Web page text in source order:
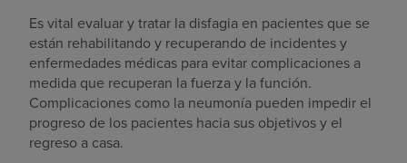
Es vital evaluar y tratar la disfagia en pacientes que se
están rehabilitando y recuperando de incidentes y
enfermedades médicas para evitar complicaciones a
medida que recuperan la fuerza y la función.
Complicaciones como la neumonía pueden impedir el
progreso de los pacientes hacia sus objetivos y el
regreso a casa.